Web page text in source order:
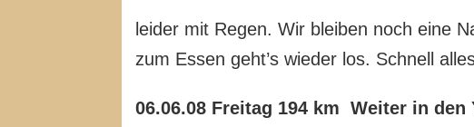
leider mit Regen. Wir bleiben noch eine
zum Essen geht’s wieder los. Schnell
06.06.08 Freitag 194 km Weiter in den